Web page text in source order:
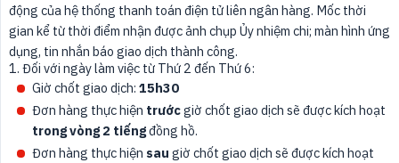
động của hệ thống thanh toán điện tử liên ngân hàng. Mốc thời
gian kể từ thời điểm nhận được ảnh chụp Ủy nhiệm chi; màn hình ứng
dụng, tin nhắn báo giao dịch thành công.
1. Đối với ngày làm việc từ Thứ 2 đến Thứ 6:
Giờ chốt giao dịch: 15h30
Đơn hàng thực hiện trướcgiờ chốt giao dịch sẽ được kích hoạt
trong vòng 2 tiếngđồng hồ.
Đơn hàng thực hiện sau giờ chốt giao dịch sẽ được kích hoạt